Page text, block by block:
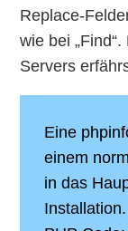
Replace-
wie bei
Servers
Eine
einem
in das